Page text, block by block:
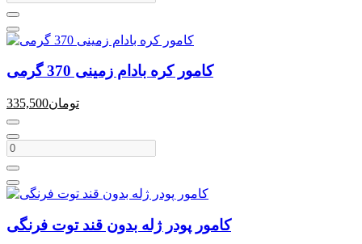
کامور کره بادام زمینی 370 گرمی
335,500تومان
کامور پودر ژله بدون قند توت فرنگی